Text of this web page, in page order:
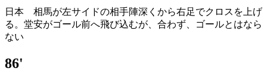
日本 相馬が左サイドの相手陣深くから右足でクロスを上げ
る。堂安がゴール前へ飛び込むが、合わず、ゴールとはなら
ない
86'